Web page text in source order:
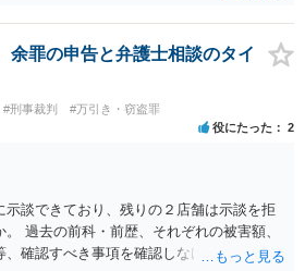
数人で被害弁済を行うこともあります。 保
ので、全て公判請求されるまで難しいです
り異なります。 弁護方針により、結果が変
している弁護人を選任されることをお勧め
余罪の申告と弁護士相談のタイ
#刑事裁判 #万引き・窃盗罪
役にたった 2
示談できており、残りの２店舗は示談を拒
過去の前科・前歴、それぞれの被害額、
、確認すべき事項を確認しなければ刑罰の